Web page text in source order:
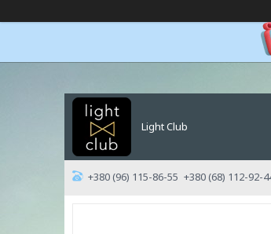
Light Club
+380 (96) 115-86-55 +380 (68) 112-92-